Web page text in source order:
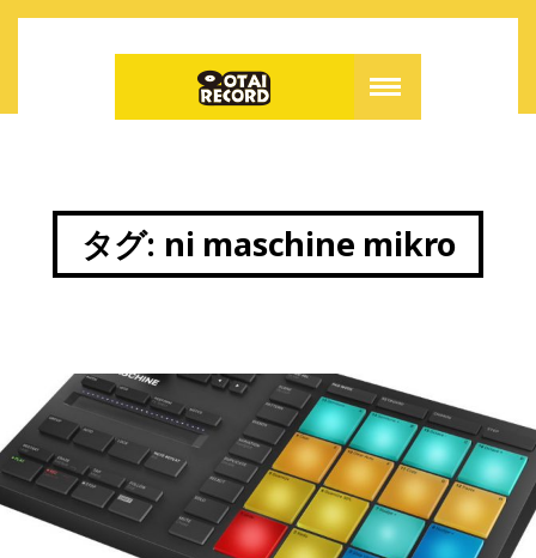
タグ: ni maschine mikro